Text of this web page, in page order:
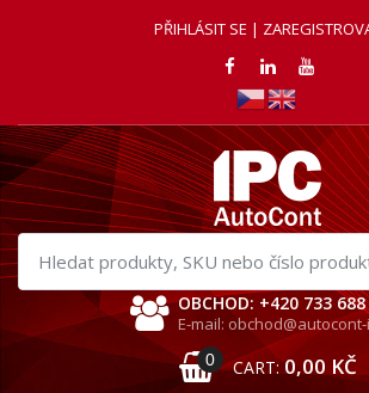
PŘIHLÁSIT SE |
Hledat
produkty
OBCHOD: +420 733
E-mail:
0 CART: 0,00 KČ